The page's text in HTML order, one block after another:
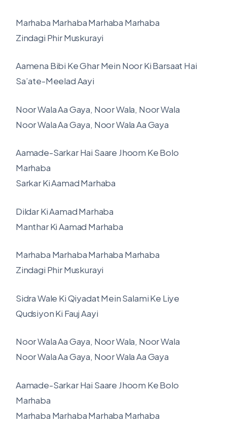
Marhaba Marhaba Marhaba Marhaba
Zindagi Phir Muskurayi
Aamena Bibi Ke Ghar Mein Noor Ki Barsaat Hai
Sa’ate-Meelad Aayi
Noor Wala Aa Gaya, Noor Wala, Noor Wala
Noor Wala Aa Gaya, Noor Wala Aa Gaya
Aamade-Sarkar Hai Saare Jhoom Ke Bolo
Marhaba
Sarkar Ki Aamad Marhaba
Dildar Ki Aamad Marhaba
Manthar Ki Aamad Marhaba
Marhaba Marhaba Marhaba Marhaba
Zindagi Phir Muskurayi
Sidra Wale Ki Qiyadat Mein Salami Ke Liye
Qudsiyon Ki Fauj Aayi
Noor Wala Aa Gaya, Noor Wala, Noor Wala
Noor Wala Aa Gaya, Noor Wala Aa Gaya
Aamade-Sarkar Hai Saare Jhoom Ke Bolo
Marhaba
Marhaba Marhaba Marhaba Marhaba